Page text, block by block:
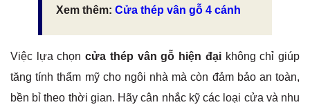
Xem thêm: Cửa thép vân gỗ 4 cánh
Việc lựa chọncửa thép vân gỗ hiện đạikhông chỉ giúp
tăng tính thẩm mỹ cho ngôi nhà mà còn đảm bảo an toàn,
bền bỉ theo thời gian. Hãy cân nhắc kỹ các loại cửa và nhu